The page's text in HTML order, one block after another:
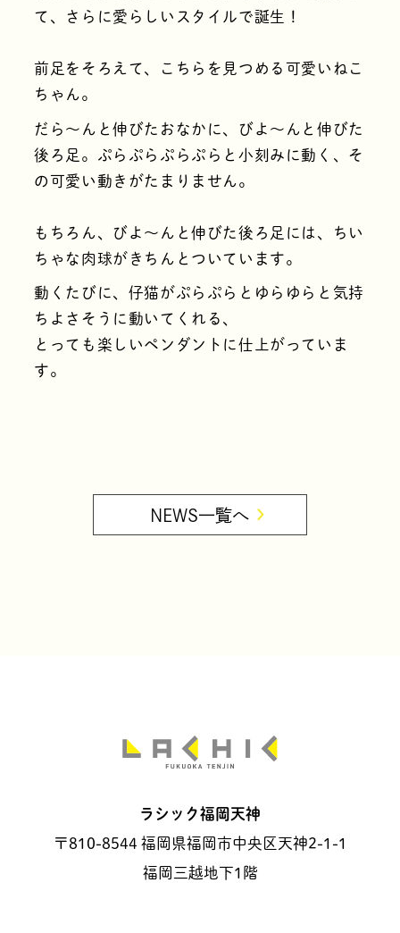
て、さらに愛らしいスタイルで誕生！
前足をそろえて、こちらを見つめる可愛いねこ
ちゃん。
だら～んと伸びたおなかに、びよ～んと伸びた
後ろ足。ぷらぷらぷらぷらと小刻みに動く、そ
の可愛い動きがたまりません。
もちろん、びよ～んと伸びた後ろ足には、ちい
ちゃな肉球がきちんとついています。
動くたびに、仔猫がぷらぷらとゆらゆらと気持
ちよさそうに動いてくれる、
とっても楽しいペンダントに仕上がっていま
す。
NEWS一覧へ
ラシック福岡天神
〒810-8544 福岡県福岡市中央区天神2-1-1
福岡三越地下1階